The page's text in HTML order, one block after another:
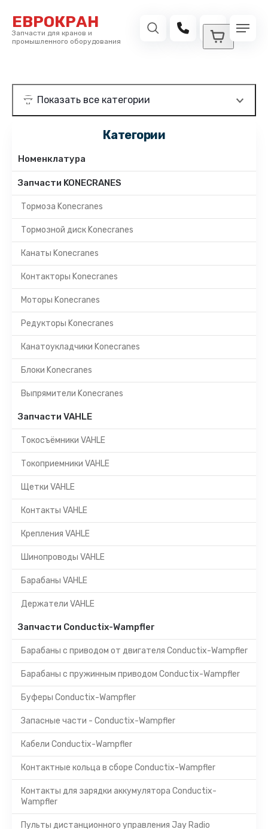
ЕВРОКРАН
Запчасти для кранов и
промышленного оборудования
Категории
Номенклатура
Запчасти KONECRANES
Тормоза Konecranes
Тормозной диск Konecranes
Канаты Konecranes
Контакторы Konecranes
Моторы Konecranes
Редукторы Konecranes
Канатоукладчики Konecranes
Блоки Konecranes
Выпрямители Konecranes
Запчасти VAHLE
Токосъёмники VAHLE
Токоприемники VAHLE
Щетки VAHLE
Контакты VAHLE
Крепления VAHLE
Шинопроводы VAHLE
Барабаны VAHLE
Держатели VAHLE
Запчасти Conductix-Wampfler
Барабаны с приводом от двигателя Conductix-Wampfler
Барабаны с пружинным приводом Conductix-Wampfler
Буферы Conductix-Wampfler
Запасные части - Conductix-Wampfler
Кабели Conductix-Wampfler
Контактные кольца в сборе Conductix-Wampfler
Контакты для зарядки аккумулятора Conductix-
Wampfler
Пульты дистанционного управления Jay Radio